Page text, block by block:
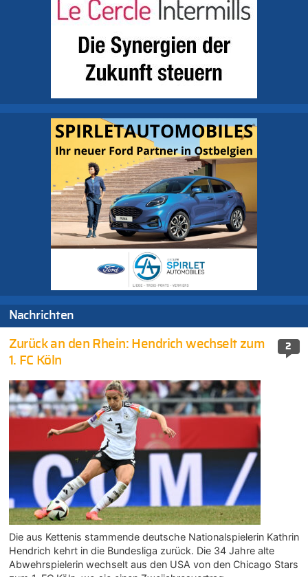
Nachrichten
2
Zurück an den Rhein: Hendrich wechselt zum
1. FC Köln
Die aus Kettenis stammende deutsche Nationalspielerin Kathrin
Hendrich kehrt in die Bundesliga zurück. Die 34 Jahre alte
Abwehrspielerin wechselt aus den USA von den Chicago Stars